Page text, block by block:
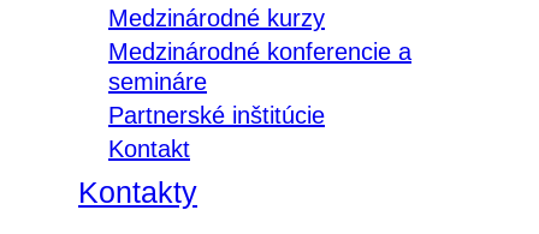
Medzinárodné kurzy
Medzinárodné konferencie a
semináre
Partnerské inštitúcie
Kontakt
Kontakty